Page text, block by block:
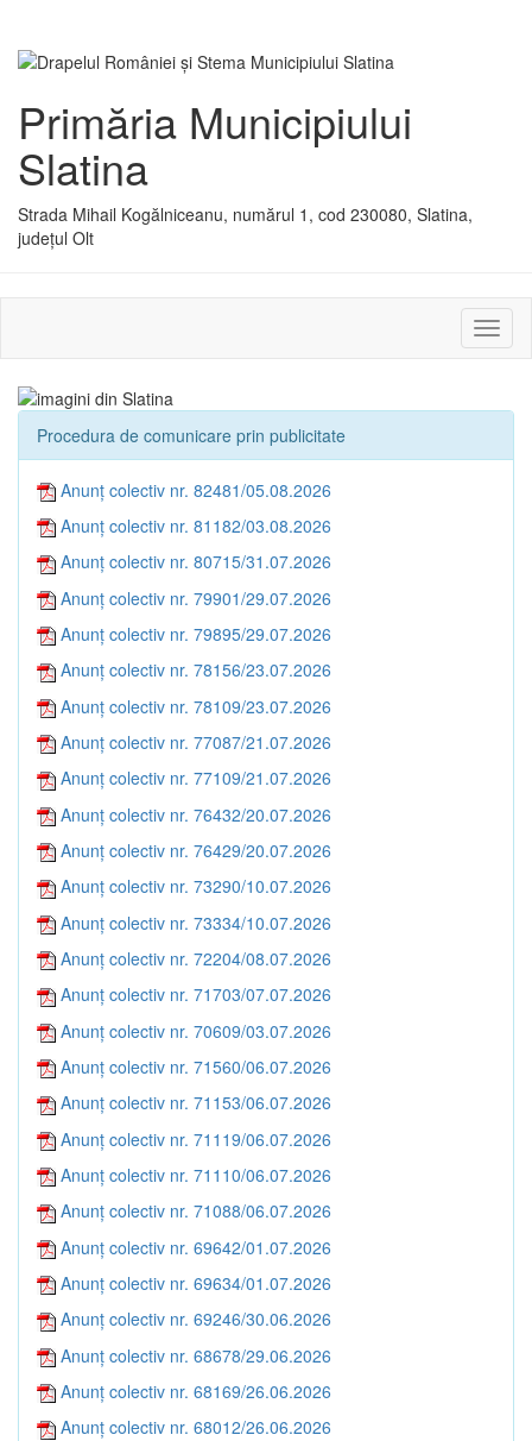
Primăria Municipiului
Slatina
Strada Mihail Kogălniceanu, numărul 1, cod 230080, Slatina,
județul Olt
sau
Procedura de comunicare prin publicitate
Anunț colectiv nr. 82481/05.08.2026
Anunț colectiv nr. 81182/03.08.2026
Anunț colectiv nr. 80715/31.07.2026
Anunț colectiv nr. 79901/29.07.2026
Anunț colectiv nr. 79895/29.07.2026
Anunț colectiv nr. 78156/23.07.2026
Anunț colectiv nr. 78109/23.07.2026
Anunț colectiv nr. 77087/21.07.2026
Anunț colectiv nr. 77109/21.07.2026
Anunț colectiv nr. 76432/20.07.2026
Anunț colectiv nr. 76429/20.07.2026
Anunț colectiv nr. 73290/10.07.2026
Anunț colectiv nr. 73334/10.07.2026
Anunț colectiv nr. 72204/08.07.2026
Anunț colectiv nr. 71703/07.07.2026
Anunț colectiv nr. 70609/03.07.2026
Anunț colectiv nr. 71560/06.07.2026
Anunț colectiv nr. 71153/06.07.2026
Anunț colectiv nr. 71119/06.07.2026
Anunț colectiv nr. 71110/06.07.2026
Anunț colectiv nr. 71088/06.07.2026
Anunț colectiv nr. 69642/01.07.2026
Anunț colectiv nr. 69634/01.07.2026
Anunț colectiv nr. 69246/30.06.2026
Anunț colectiv nr. 68678/29.06.2026
Anunț colectiv nr. 68169/26.06.2026
Anunț colectiv nr. 68012/26.06.2026